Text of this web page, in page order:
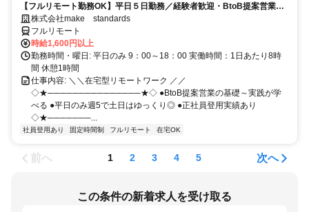
【フルリモート勤務OK】平日５日勤務／経験者歓迎・BtoB提案営業で
スキルアップ
株式会社make standards
フルリモート
時給1,600円以上
勤務時間・曜日: 平日のみ 9：00～18：00 実働時間：1日あたり8時
間 休憩1時間
仕事内容: ＼＼在宅型リモートワーク ／／
◇★───────────────★◇ ●BtoB提案営業の基礎～実践が学
べる ●平日のみ週5で土日はゆっくり◎ ●正社員登用実績あり
◇★───────...
社員登用あり 固定時間制 フルリモート 在宅OK
前へ 1 2 3 4 5 次へ
この条件の新着求人を受け取る